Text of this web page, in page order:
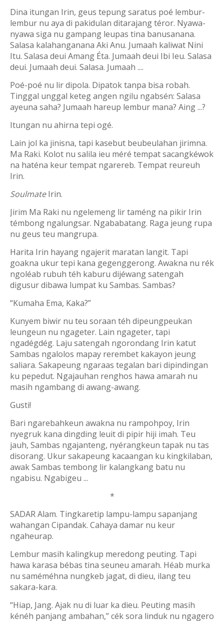
Dina itungan Irin, geus tepung saratus poé lembur-
lembur nu aya di pakidulan ditarajang téror. Nyawa-
nyawa siga nu gampang leupas tina banusanana.
Salasa kalahanganana Aki Anu. Jumaah kaliwat Nini
Itu. Salasa deui Amang Éta. Jumaah deui Ibi Ieu. Salasa
deui. Jumaah deui. Salasa. Jumaah ....
Poé-poé nu lir dipola. Dipatok tanpa bisa robah.
Tinggal unggal keteg angen ngilu ngabsén: Salasa
ayeuna saha? Jumaah hareup lembur mana? Aing ...?
Itungan nu ahirna tepi ogé.
Lain jol ka jinisna, tapi kasebut beubeulahan jirimna.
Ma Raki. Kolot nu salila ieu méré tempat sacangkéwok
na haténa keur tempat ngarereb. Tempat reureuh
Irin.
SoulmateIrin.
Jirim Ma Raki nu ngelemeng lir taméng na pikir Irin
témbong ngalungsar. Ngababatang. Raga jeung rupa
nu geus teu mangrupa.
Harita Irin hayang ngajerit maratan langit. Tapi
goakna ukur tepi kana gegenggerong. Awakna nu rék
ngoléab rubuh téh kaburu dijéwang satengah
digusur dibawa lumpat ku Sambas. Sambas?
“Kumaha Ema, Kaka?”
Kunyem biwir nu teu soraan téh dipeungpeukan
leungeun nu ngageter. Lain ngageter, tapi
ngadégdég. Laju satengah ngorondang Irin katut
Sambas ngalolos mapay rerembet kakayon jeung
saliara. Sakapeung ngaraas tegalan bari dipindingan
ku pepedut. Ngajauhan renghos hawa amarah nu
masih ngambang di awang-awang.
Gusti!
Bari ngarebahkeun awakna nu rampohpoy, Irin
nyegruk kana dingding leuit di pipir hiji imah. Teu
jauh, Sambas ngajanteng, nyérangkeun tapak nu tas
disorang. Ukur sakapeung kacaangan ku kingkilaban,
awak Sambas tembong lir kalangkang batu nu
ngabisu. Ngabigeu ...
*
SADAR Alam. Tingkaretip lampu-lampu sapanjang
wahangan Cipandak. Cahaya damar nu keur
ngaheurap.
Lembur masih kalingkup meredong peuting. Tapi
hawa karasa bébas tina seuneu amarah. Héab murka
nu saméméhna nungkeb jagat, di dieu, ilang teu
sakara-kara.
“Hiap, Jang. Ajak nu di luar ka dieu. Peuting masih
kénéh panjang ambahan,” cék sora linduk nu ngagero